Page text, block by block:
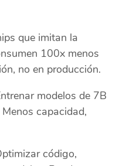
que imitan la
100x menos
no en producción.
modelos de 7B
capacidad,
código,